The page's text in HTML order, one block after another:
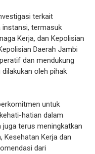
terkait
instansi, termasuk
Kerja, dan Kepolisian
Daerah Jambi
dan mendukung
oleh pihak
untuk
hatian dalam
terus meningkatkan
Kesehatan Kerja dan
dari